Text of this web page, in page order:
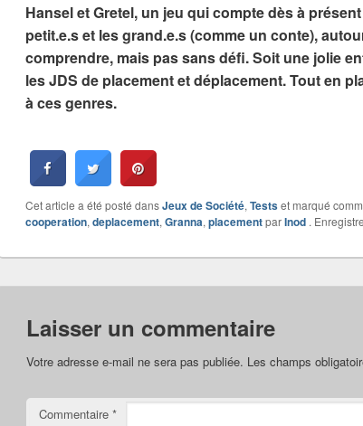
Hansel et Gretel, un jeu qui compte dès à
petit.e.s et les grand.e.s (comme un conte),
comprendre, mais pas sans défi. Soit une jolie
les JDS de placement et déplacement. Tout en
à ces genres.
Cet article a été posté dansJeux de Société, Testset marqué
cooperation, deplacement, Granna, placementparInod .
Laisser un commentaire
Votre adresse e-mail ne sera pas publiée. Les champs
Commentaire *